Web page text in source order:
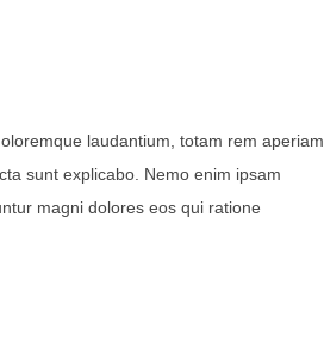
laudantium, totam rem aperiam,
sunt explicabo. Nemo enim ipsam
magni dolores eos qui ratione